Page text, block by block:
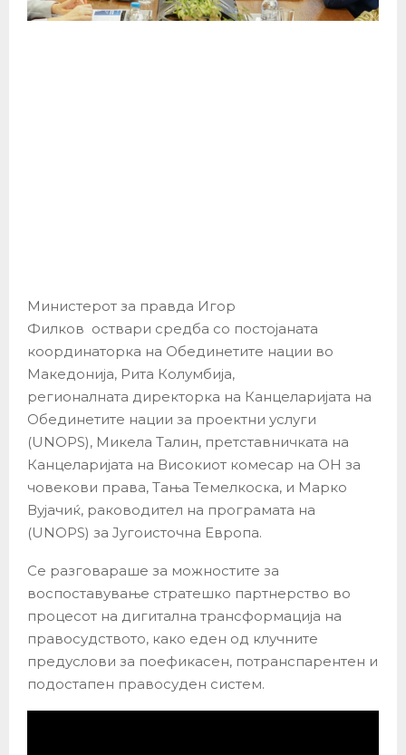
Министерот за правда Игор
Филков оствари средба со постојаната
координаторка на Обединетите нации во
Македонија, Рита Колумбија,
регионалната директорка на Канцеларијата на
Обединетите нации за проектни услуги
(UNOPS), Микела Талин, претставничката на
Канцеларијата на Високиот комесар на ОН за
човекови права, Тања Темелкоска, и Марко
Вујачиќ, раководител на програмата на
(UNOPS) за Југоисточна Европа.
Се разговараше за можностите за
воспоставување стратешко партнерство во
процесот на дигитална трансформација на
правосудството, како еден од клучните
предуслови за поефикасен, потранспарентен и
подостапен правосуден систем.